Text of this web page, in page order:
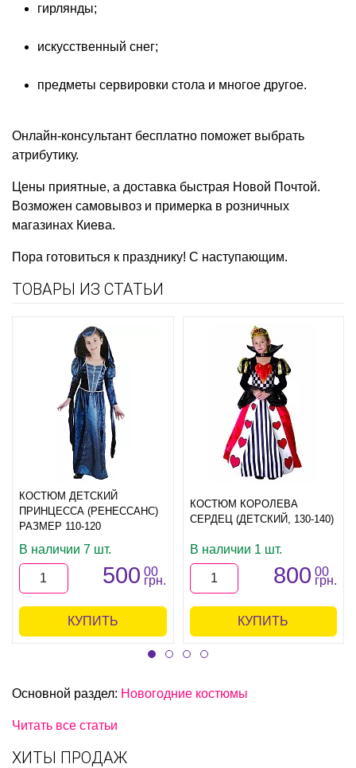
гирлянды;
искусственный снег;
предметы сервировки стола и многое другое.
Онлайн-консультант бесплатно поможет выбрать
атрибутику.
Цены приятные, а доставка быстрая Новой Почтой.
Возможен самовывоз и примерка в розничных
магазинах Киева.
Пора готовиться к празднику! С наступающим.
ТОВАРЫ ИЗ СТАТЬИ
КОСТЮМ ДЕТСКИЙ
ПРИНЦЕССА (РЕНЕССАНС)
РАЗМЕР 110-120
В наличии 7 шт.
500 00
грн.
КУПИТЬ
КОСТЮМ КОРОЛЕВА
СЕРДЕЦ (ДЕТСКИЙ, 130-140)
В наличии 1 шт.
800 00
грн.
КУПИТЬ
Основной раздел: Новогодние костюмы
Читать все статьи
ХИТЫ ПРОДАЖ